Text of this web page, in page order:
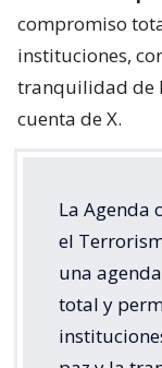
compromiso
instituciones,
tranquilidad de
cuenta de X.
La Agenda
el
una
total y